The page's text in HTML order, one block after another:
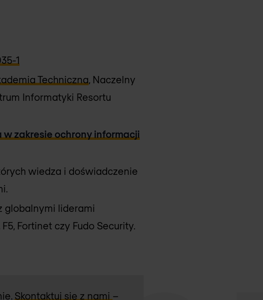
1
Techniczna , Naczelny
Informatyki Resortu
zakresie ochrony informacji
wiedza i doświadczenie
globalnymi liderami
Fortinet czy Fudo Security.
Skontaktuj się z nami –